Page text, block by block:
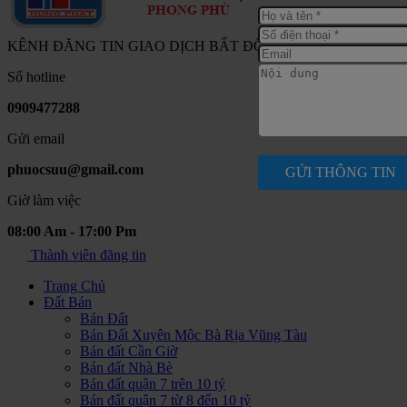
KÊNH ĐĂNG TIN GIAO DỊCH BẤT ĐỘNG SẢN NAM SÀI
Số hotline
0909477288
Gửi email
phuocsuu@gmail.com
Giờ làm việc
08:00 Am - 17:00 Pm
Thành viên đăng tin
Trang Chủ
Đất Bán
Bán Đất
Bán Đất Xuyên Mộc Bà Rịa Vũng Tàu
Bán đất Cần Giờ
Bán đất Nhà Bè
Bán đất quận 7 trên 10 tỷ
Bán đất quận 7 từ 8 đến 10 tỷ
GỬI THÔNG TIN